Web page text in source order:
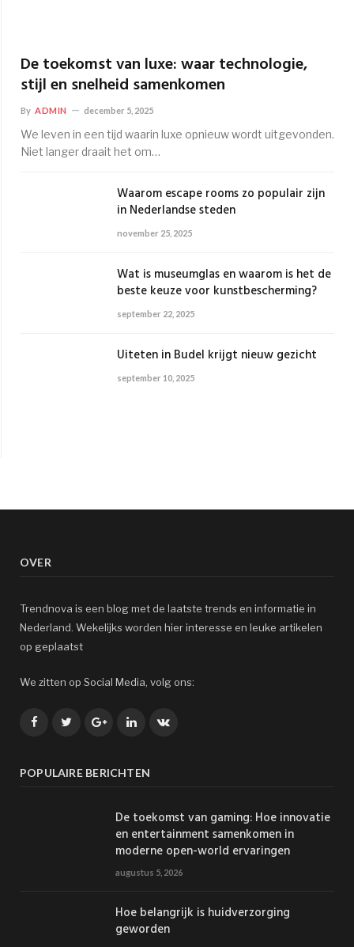
De toekomst van luxe: waar technologie,
stijl en snelheid samenkomen
By ADMIN december 5, 2025
We leven in een tijd waarin luxe opnieuw wordt uitgevonden.
Niet langer draait het om…
Waarom escape rooms zo populair zijn
in Nederlandse steden
november 25, 2025
Wat is museumglas en waarom is het de
beste keuze voor kunstbescherming?
september 22, 2025
Uiteten in Budel krijgt nieuw gezicht
september 10, 2025
OVER
Trendnova is een blog met de laatste trends en informatie in
Nederland. Wekelijks worden hier interesse en leuke artikelen
op geplaatst
We zitten op Social Media, volg ons:
FacebookTwitterGoogle+LinkedInVK
POPULAIRE BERICHTEN
De toekomst van gaming: Hoe innovatie
en entertainment samenkomen in
moderne open-world ervaringen
augustus 5, 2026
Hoe belangrijk is huidverzorging
geworden